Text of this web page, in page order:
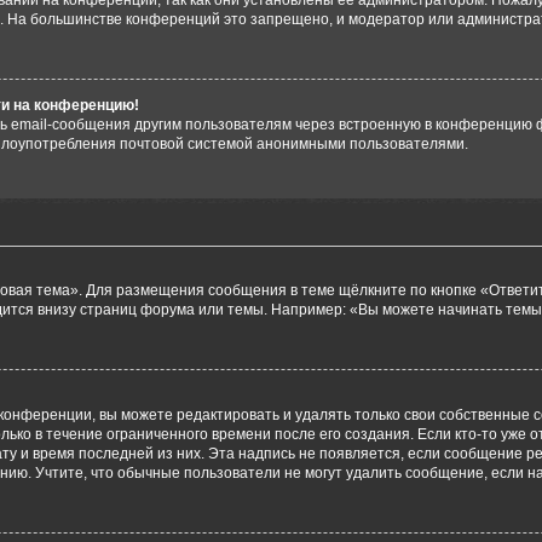
На большинстве конференций это запрещено, и модератор или
на конференцию!
email-сообщения другим пользователям через встроенную в
почтовой системой анонимными пользователями.
тема». Для размещения сообщения в теме щёлкните по кнопке
внизу страниц форума или темы. Например: «Вы можете начинать
вы можете редактировать и удалять только свои
в течение ограниченного времени после его создания. Если кто-то
и время последней из них. Эта надпись не появляется, если сообщение
Учтите, что обычные пользователи не могут удалить сообщение, если